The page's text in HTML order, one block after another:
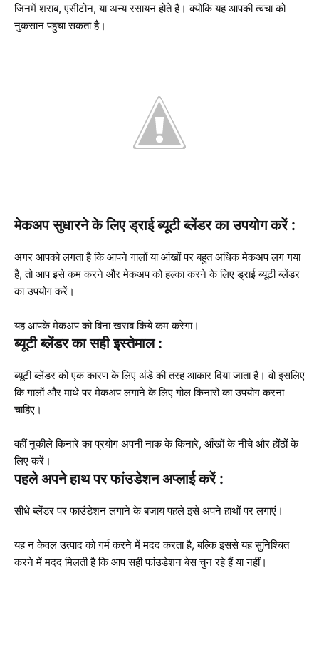
जिनमें शराब, एसीटोन, या अन्य रसायन होते हैं। क्‍योंकि यह आपकी त्‍वचा को
नुकसान पहुंचा सकता है।
मेकअप सुधारने के लिए ड्राई ब्यूटी ब्लेंडर का उपयोग करें :
अगर आपको लगता है कि आपने गालों या आंखों पर बहुत अधिक मेकअप लग गया
है, तो आप इसे कम करने और मेकअप को हल्‍का करने के लिए ड्राई ब्यूटी ब्लेंडर
का उपयोग करें।
यह आपके मेकअप को बिना खराब किये कम करेगा।
ब्‍यूटी ब्लेंडर का सही इस्‍तेमाल :
ब्यूटी ब्लेंडर को एक कारण के लिए अंडे की तरह आकार दिया जाता है। वो इसलिए
कि गालों और माथे पर मेकअप लगाने के लिए गोल किनारों का उपयोग करना
चाहिए।
वहीं नुकीले किनारे का प्रयोग अपनी नाक के किनारे, आँखों के नीचे और होंठों के
लिए करें।
पहले अपने हाथ पर फांउडेशन अप्‍लाई करें :
सीधे ब्लेंडर पर फाउंडेशन लगाने के बजाय पहले इसे अपने हाथों पर लगाएं।
यह न केवल उत्पाद को गर्म करने में मदद करता है, बल्कि इससे यह सुनिश्चित
करने में मदद मिलती है कि आप सही फांउडेशन बेस चुन रहे हैं या नहीं।